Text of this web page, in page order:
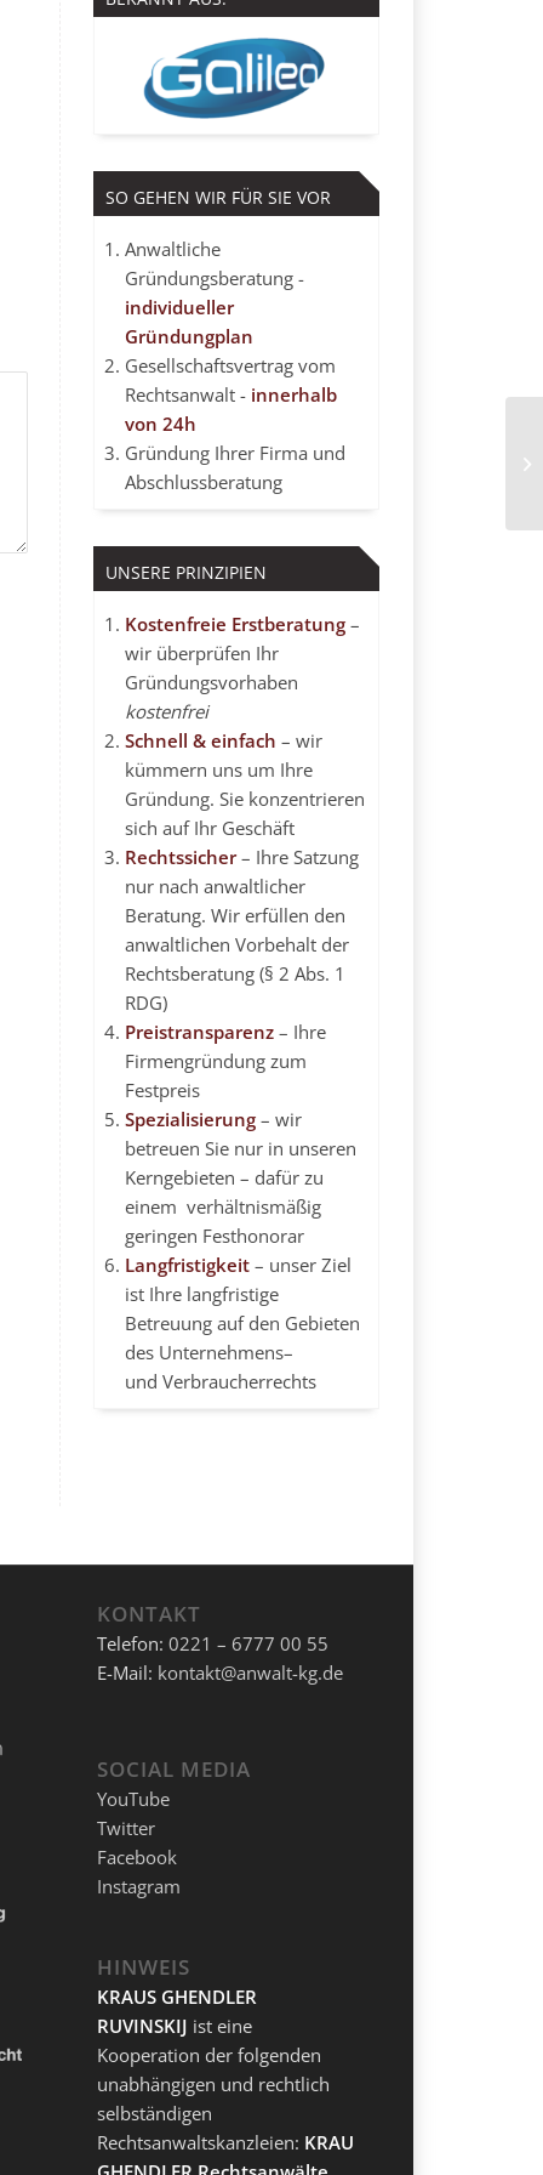
SO GEHEN WIR FÜR SIE VOR
Anwaltliche
Gründungsberatung -
individueller
Gründungplan
Gesellschaftsvertrag vom
Rechtsanwalt - innerhalb
von 24h
Gründung Ihrer Firma und
Abschlussberatung
UNSERE PRINZIPIEN
Kostenfreie Erstberatung –
wir überprüfen Ihr
Gründungsvorhaben
kostenfrei
Schnell & einfach – wir
kümmern uns um Ihre
Gründung. Sie konzentrieren
sich auf Ihr Geschäft
Rechtssicher– Ihre Satzung
nur nach anwaltlicher
Beratung. Wir erfüllen den
anwaltlichen Vorbehalt der
Rechtsberatung (§ 2 Abs. 1
RDG)
Preistransparenz– Ihre
Firmengründung zum
Festpreis
Spezialisierung– wir
betreuen Sie nur in unseren
Kerngebieten – dafür zu
einem verhältnismäßig
geringen Festhonorar
Langfristigkeit– unser Ziel
ist Ihre langfristige
Betreuung auf den Gebieten
des Unternehmens–
und Verbraucherrechts
KONTAKT
Telefon: 0221 – 6777 00 55
E-Mail: kontakt@anwalt-kg.de
SOCIAL MEDIA
YouTube
Twitter
Facebook
Instagram
HINWEIS
KRAUS GHENDLER
RUVINSKIJ ist eine
Kooperation der folgenden
unabhängigen und rechtlich
selbständigen
Rechtsanwaltskanzleien: KRAUS